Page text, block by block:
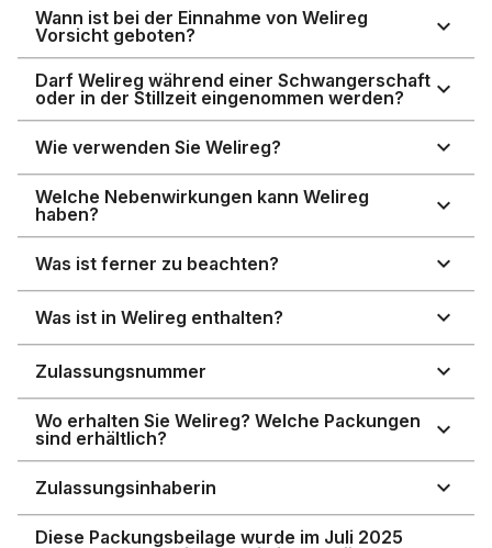
Wann ist bei der Einnahme von Welireg
Vorsicht geboten?
Darf Welireg während einer Schwangerschaft
oder in der Stillzeit eingenommen werden?
Wie verwenden Sie Welireg?
Welche Nebenwirkungen kann Welireg
haben?
Was ist ferner zu beachten?
Was ist in Welireg enthalten?
Zulassungsnummer
Wo erhalten Sie Welireg? Welche Packungen
sind erhältlich?
Zulassungsinhaberin
Diese Packungsbeilage wurde im Juli 2025